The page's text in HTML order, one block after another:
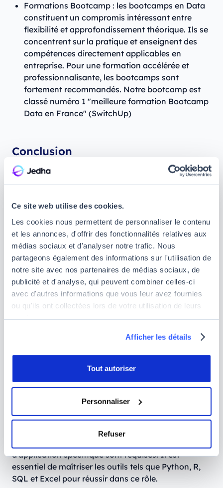
Ce site web utilise des cookies.
Les cookies nous permettent de personnaliser le contenu
et les annonces, d'offrir des fonctionnalités relatives aux
médias sociaux et d'analyser notre trafic. Nous
partageons également des informations sur l'utilisation de
notre site avec nos partenaires de médias sociaux, de
publicité et d'analyse, qui peuvent combiner celles-ci
avec d'autres informations que vous leur avez fournies
ou qu'ils ont collectées lors de votre utilisation de leurs
Afficher les détails
Tout autoriser
Personnaliser
Refuser
Formations Bootcamp : les bootcamps en Data
constituent un compromis intéressant entre
flexibilité et approfondissement théorique. Ils se
concentrent sur la pratique et enseignent des
compétences directement applicables en
entreprise. Pour une formation accélérée et
professionnalisante, les bootcamps sont
fortement recommandés. Notre bootcamp est
classé numéro 1 "meilleure formation Bootcamp
Data en France" (SwitchUp)
Conclusion
On ne le dira jamais assez, le rôle du Data Analyst
qualités dites comportementales. La maîtrise des
de données et de dataviz est essentielle. Cependant,
comme expliqué dans notre article, il est également
nécessaire d’avoir des soft skills telles que la
curiosité, la résolution de problèmes et la
communication par exemple.
Avec la révolution des données en cours, la
demande pour les Data Analysts reste extrêmement
forte.
Questions fréquentes
Qui peut devenir Data Analyst ?
Pour réussir une reconversion professionnelle en
tant que Data Analyst, les compétences en analyse
de données, statistiques et programmation, ainsi
d'application spécifique sont requises. Il est
essentiel de maîtriser les outils tels que Python, R,
SQL et Excel pour réussir dans ce rôle.